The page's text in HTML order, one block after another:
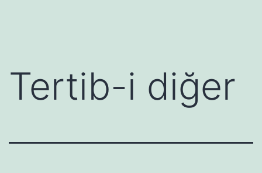
Tertib-i diğer